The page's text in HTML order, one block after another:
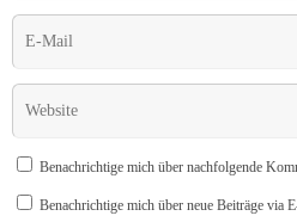
Benachrichtige mich über nachfolgende
Benachrichtige mich über neue Beiträge via